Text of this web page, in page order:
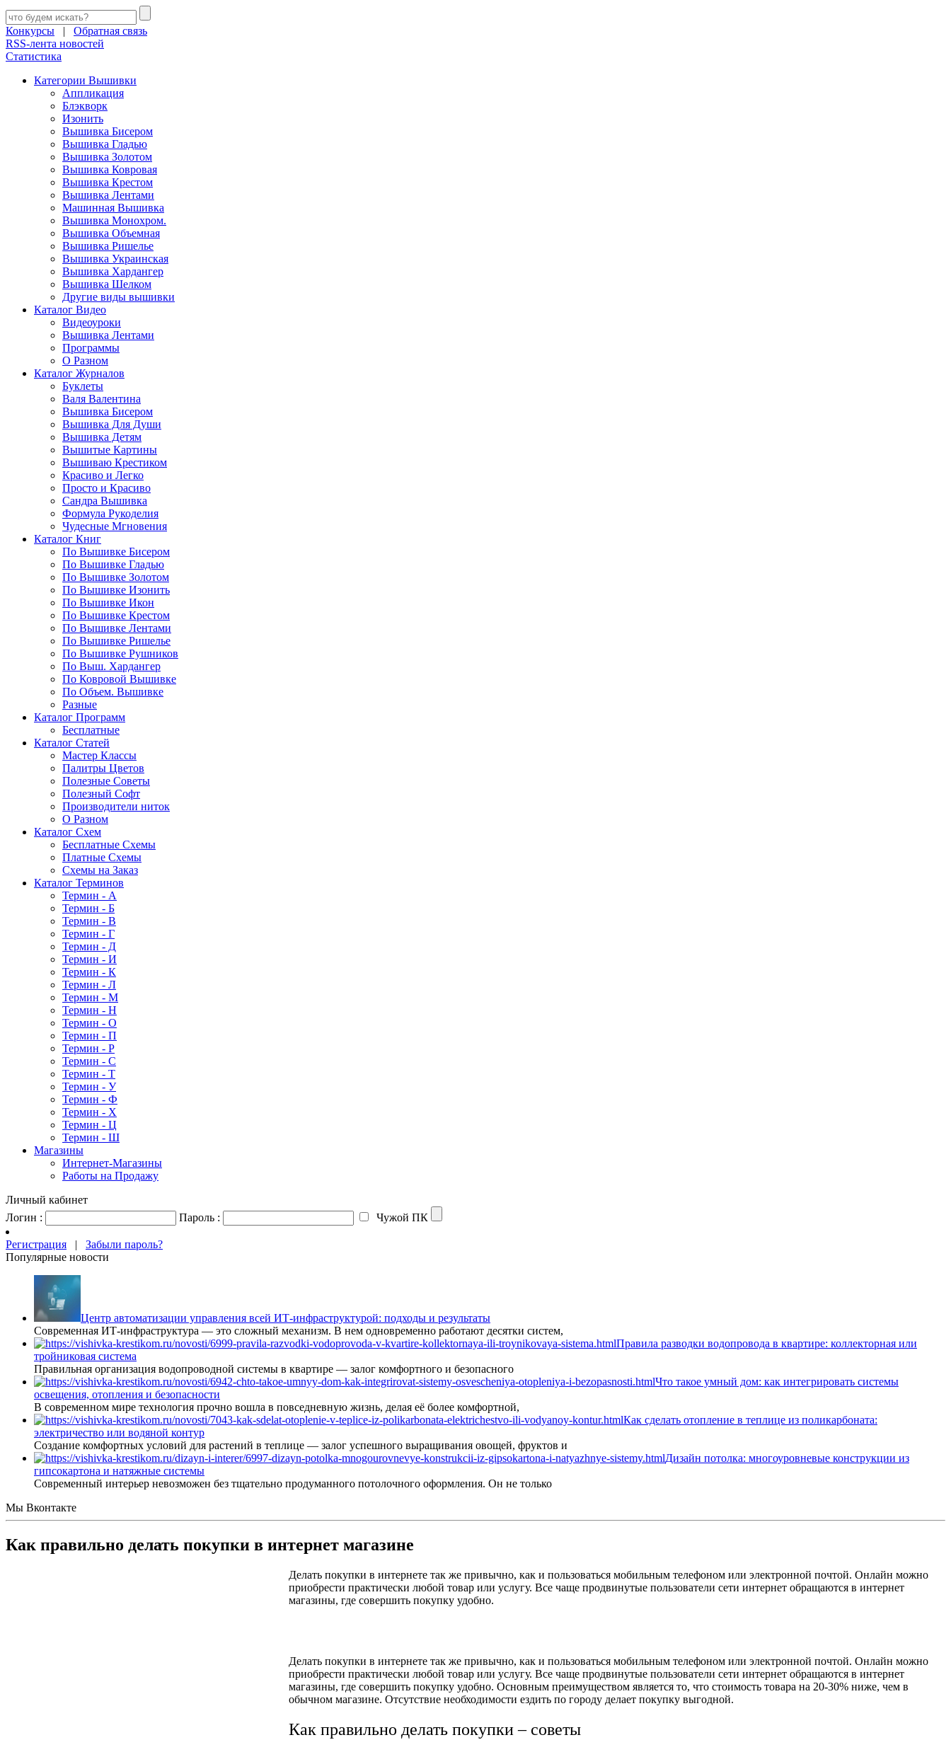
Конкурсы | Обратная связь
RSS-лента новостей
Статистика
Категории Вышивки
Аппликация
Блэкворк
Изонить
Вышивка Бисером
Вышивка Гладью
Вышивка Золотом
Вышивка Ковровая
Вышивка Крестом
Вышивка Лентами
Машинная Вышивка
Вышивка Монохром.
Вышивка Объемная
Вышивка Ришелье
Вышивка Украинская
Вышивка Хардангер
Вышивка Шелком
Другие виды вышивки
Каталог Видео
Видеоуроки
Вышивка Лентами
Программы
О Разном
Каталог Журналов
Буклеты
Валя Валентина
Вышивка Бисером
Вышивка Для Души
Вышивка Детям
Вышитые Картины
Вышиваю Крестиком
Красиво и Легко
Просто и Красиво
Сандра Вышивка
Формула Рукоделия
Чудесные Мгновения
Каталог Книг
По Вышивке Бисером
По Вышивке Гладью
По Вышивке Золотом
По Вышивке Изонить
По Вышивке Икон
По Вышивке Крестом
По Вышивке Лентами
По Вышивке Ришелье
По Вышивке Рушников
По Выш. Хардангер
По Ковровой Вышивке
По Объем. Вышивке
Разные
Каталог Программ
Бесплатные
Каталог Статей
Мастер Классы
Палитры Цветов
Полезные Советы
Полезный Софт
Производители ниток
О Разном
Каталог Схем
Бесплатные Схемы
Платные Схемы
Схемы на Заказ
Каталог Терминов
Термин - А
Термин - Б
Термин - В
Термин - Г
Термин - Д
Термин - И
Термин - К
Термин - Л
Термин - М
Термин - Н
Термин - О
Термин - П
Термин - Р
Термин - С
Термин - Т
Термин - У
Термин - Ф
Термин - Х
Термин - Ц
Термин - Ш
Магазины
Интернет-Магазины
Работы на Продажу
Личный кабинет
Логин :
Пароль : Чужой ПК
Регистрация | Забыли пароль?
Популярные новости
Центр автоматизации управления всей ИТ-инфраструктурой: подходы и результаты
Современная ИТ-инфраструктура — это сложный механизм. В нем одновременно работают десятки систем,
Правила разводки водопровода в квартире: коллекторная или
тройниковая система
Правильная организация водопроводной системы в квартире — залог комфортного и безопасного
Что такое умный дом: как интегрировать системы
освещения, отопления и безопасности
В современном мире технология прочно вошла в повседневную жизнь, делая её более комфортной,
Как сделать отопление в теплице из поликарбоната:
электричество или водяной контур
Создание комфортных условий для растений в теплице — залог успешного выращивания овощей, фруктов и
Дизайн потолка: многоуровневые конструкции из
гипсокартона и натяжные системы
Современный интерьер невозможен без тщательно продуманного потолочного оформления. Он не только
Мы Вконтакте
Как правильно делать покупки в интернет магазине
Делать покупки в интернете так же привычно, как и пользоваться мобильным телефоном или электронной почтой. Онлайн можно
приобрести практически любой товар или услугу. Все чаще продвинутые пользователи сети интернет обращаются в интернет
магазины, где совершить покупку удобно.
Делать покупки в интернете так же привычно, как и пользоваться мобильным телефоном или электронной почтой. Онлайн можно
приобрести практически любой товар или услугу. Все чаще продвинутые пользователи сети интернет обращаются в интернет
магазины, где совершить покупку удобно. Основным преимуществом является то, что стоимость товара на 20-30% ниже, чем в
обычном магазине. Отсутствие необходимости ездить по городу делает покупку выгодной.
Как правильно делать покупки – советы